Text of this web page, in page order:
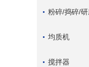
粉碎/捣碎/研
均质机
搅拌器